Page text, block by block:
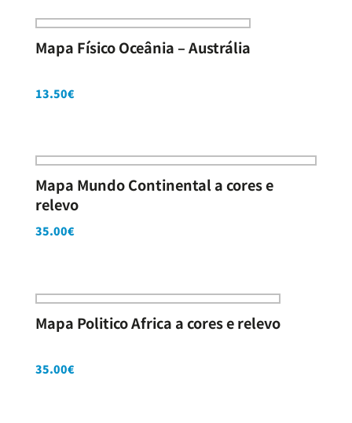
Mapa Físico Oceânia – Austrália
13.50€
Mapa Mundo Continental a cores e
relevo
35.00€
Mapa Politico Africa a cores e relevo
35.00€